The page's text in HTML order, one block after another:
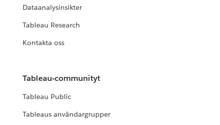
Dataanalysinsikter
Tableau Research
Kontakta oss
Tableau-communityt
Tableau Public
Tableaus användargrupper